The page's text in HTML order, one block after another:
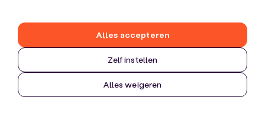
Zelf instellen
Alles weigeren
Alles accepteren